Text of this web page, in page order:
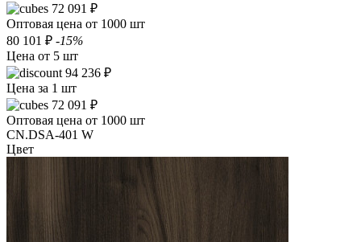
72 091 ₽
Оптовая цена от 1000 шт
80 101 ₽ -15%
Цена от 5 шт
94 236 ₽
Цена за 1 шт
72 091 ₽
Оптовая цена от 1000 шт
CN.DSA-401 W
Цвет